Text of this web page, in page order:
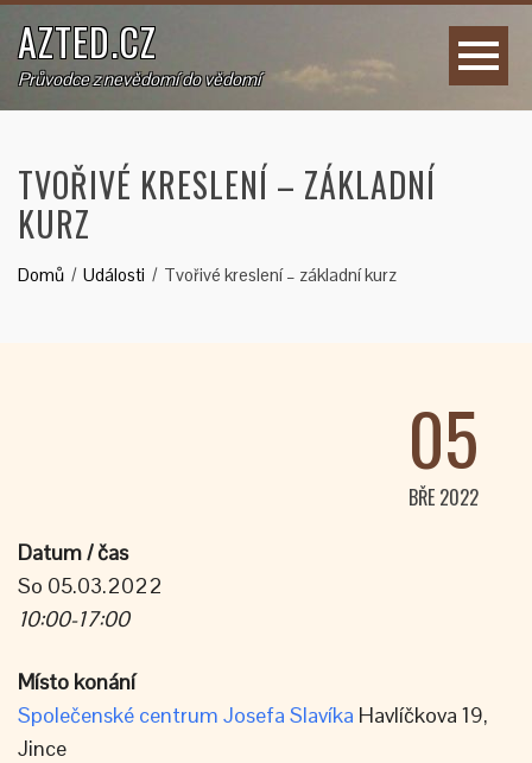
AZTED.CZ
Průvodce z nevědomí do vědomí
TVOŘIVÉ KRESLENÍ – ZÁKLADNÍ
KURZ
Domů Události Tvořivé kreslení – základní kurz
05
BŘE 2022
Datum / čas
So 05.03.2022
10:00-17:00
Místo konání
Společenské centrum Josefa Slavíka Havlíčkova 19,
Jince